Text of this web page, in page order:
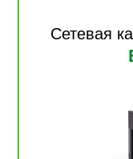
Сетевая